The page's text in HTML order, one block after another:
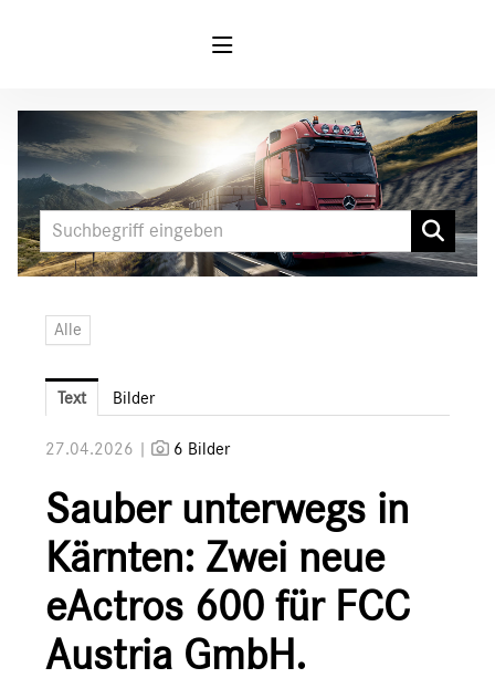
Meldungen
MARKEN & PRODUKTE
FUSO
Mercedes-Benz
Unimog
Media
Downloads
Alle
Text Bilder
27.04.2026 | 6 Bilder
Sauber unterwegs in
Kärnten: Zwei neue
eActros 600 für FCC
Austria GmbH.